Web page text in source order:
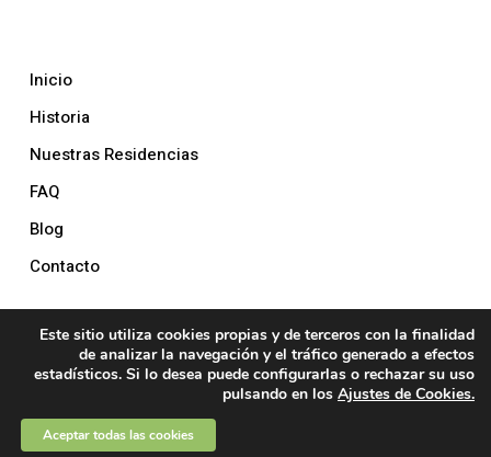
Inicio
Historia
Nuestras Residencias
FAQ
Blog
Contacto
© 2026 Nexus Integral. Designed byLOVE Studios
facebookinstagram
Este sitio utiliza cookies propias y de terceros con la finalidad
de analizar la navegación y el tráfico generado a efectos
estadísticos. Si lo desea puede configurarlas o rechazar su uso
pulsando en los Ajustes de Cookies.
Aceptar todas las cookies